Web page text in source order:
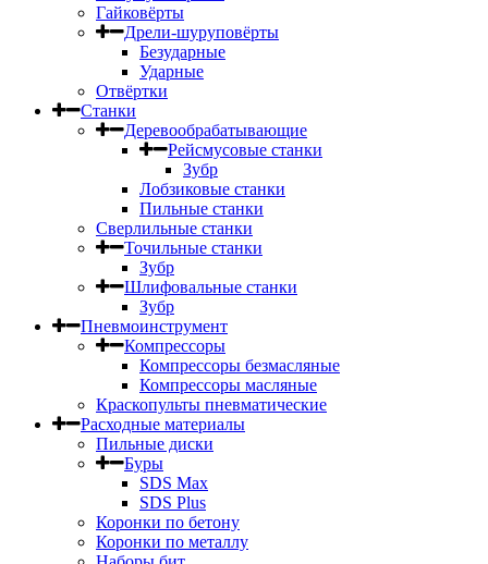
Гайковёрты
Дрели-шуруповёрты
Безударные
Ударные
Отвёртки
Станки
Деревообрабатывающие
Рейсмусовые станки
Зубр
Лобзиковые станки
Пильные станки
Сверлильные станки
Точильные станки
Зубр
Шлифовальные станки
Зубр
Пневмоинструмент
Компрессоры
Компрессоры безмасляные
Компрессоры масляные
Краскопульты пневматические
Расходные материалы
Пильные диски
Буры
SDS Max
SDS Plus
Коронки по бетону
Коронки по металлу